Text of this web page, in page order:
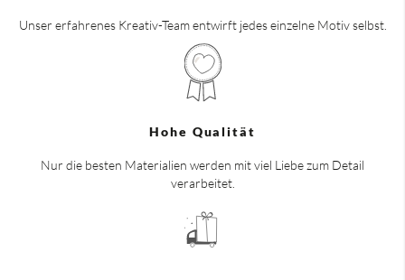
Unser erfahrenes Kreativ-Team entwirft jedes einzelne Motiv selbst.
Hohe Qualität
Nur die besten Materialien werden mit viel Liebe zum Detail
verarbeitet.